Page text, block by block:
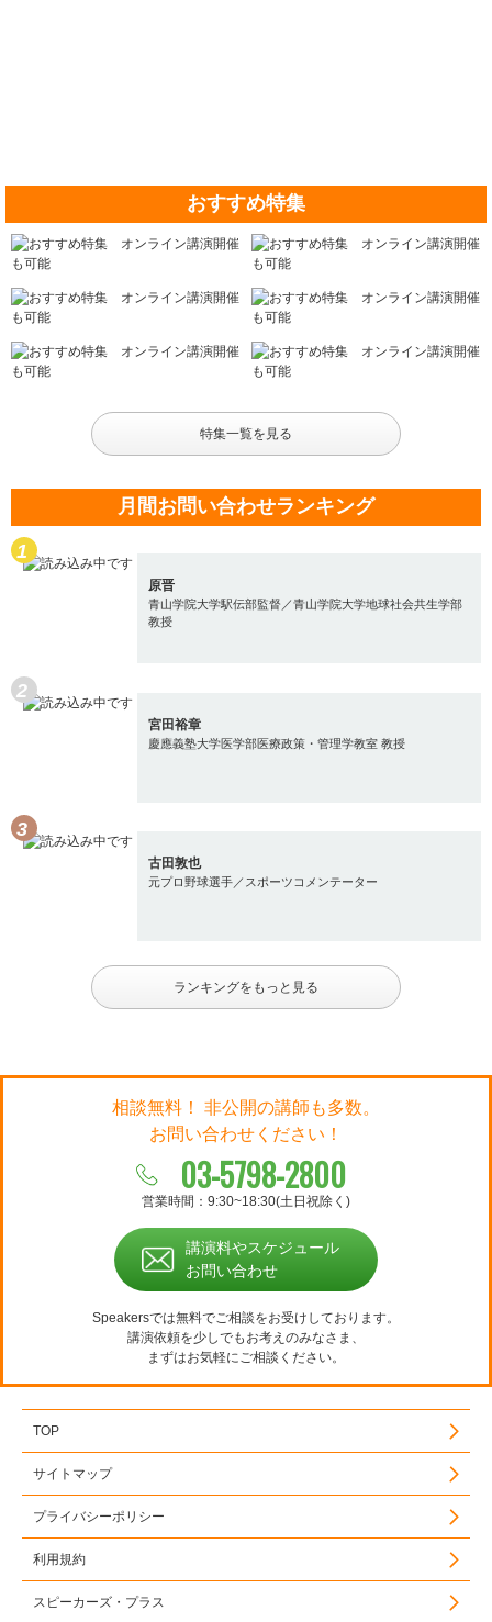
おすすめ特集
特集一覧を見る
月間お問い合わせランキング
原晋
青山学院大学駅伝部監督／青山学院大学地球社会共生学部
教授
宮田裕章
慶應義塾大学医学部医療政策・管理学教室 教授
古田敦也
元プロ野球選手／スポーツコメンテーター
ランキングをもっと見る
相談無料！ 非公開の講師も多数。
お問い合わせください！
03-5798-2800
営業時間：9:30~18:30(土日祝除く)
講演料やスケジュール
お問い合わせ
Speakersでは無料でご相談をお受けしております。
講演依頼を少しでもお考えのみなさま、
まずはお気軽にご相談ください。
TOP
サイトマップ
プライバシーポリシー
利用規約
スピーカーズ・プラス